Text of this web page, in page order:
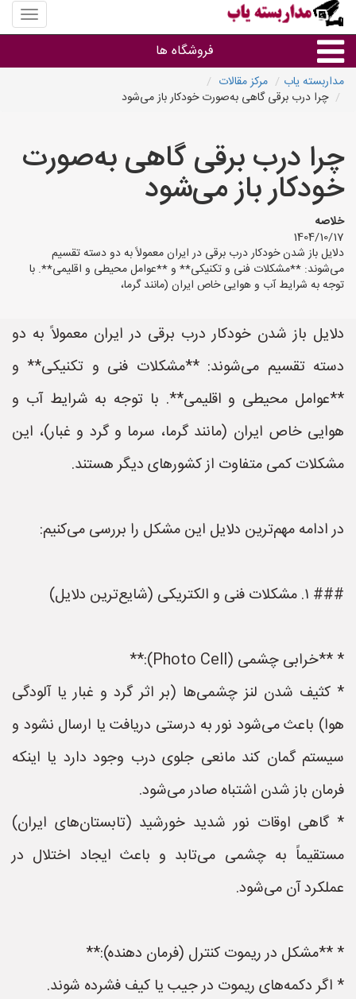
منوی
سایت
یاب
فروشگاه ها
براساس مشخصات ظاهری
براساس برند
فروشندگان دوربین مداربسته
مداربسته یاب
مرکز مقالات
چرا درب برقی گاهی به‌صورت خودکار باز می‌شود
چرا درب برقی گاهی به‌صورت
خودکار باز می‌شود
خلاصه
1404/10/17
دلایل باز شدن خودکار درب برقی در ایران معمولاً به دو دسته تقسیم
می‌شوند: **مشکلات فنی و تکنیکی** و **عوامل محیطی و اقلیمی**. با
توجه به شرایط آب و هوایی خاص ایران (مانند گرما،
دلایل باز شدن خودکار درب برقی در ایران معمولاً به دو
دسته تقسیم می‌شوند: **مشکلات فنی و تکنیکی** و
**عوامل محیطی و اقلیمی**. با توجه به شرایط آب و
هوایی خاص ایران (مانند گرما، سرما و گرد و غبار)، این
مشکلات کمی متفاوت از کشورهای دیگر هستند.
در ادامه مهم‌ترین دلایل این مشکل را بررسی می‌کنیم:
### ۱. مشکلات فنی و الکتریکی (شایع‌ترین دلایل)
* **خرابی چشمی (Photo Cell):**
* کثیف شدن لنز چشمی‌ها (بر اثر گرد و غبار یا آلودگی
هوا) باعث می‌شود نور به درستی دریافت یا ارسال نشود و
سیستم گمان کند مانعی جلوی درب وجود دارد یا اینکه
فرمان باز شدن اشتباه صادر می‌شود.
* گاهی اوقات نور شدید خورشید (تابستان‌های ایران)
مستقیماً به چشمی می‌تابد و باعث ایجاد اختلال در
عملکرد آن می‌شود.
* **مشکل در ریموت کنترل (فرمان دهنده):**
* اگر دکمه‌های ریموت در جیب یا کیف فشرده شوند.